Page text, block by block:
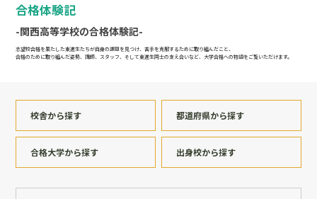
合格体験記
-関西高等学校の合格体験記-
志望校合格を果たした東進生たちが自身の課題を見つけ、苦手を克服するために取り組んだこと、
合格のために取り組んだ姿勢、講師、スタッフ、そして東進生同士の支え合いなど、大学合格への物語をご覧いただけます。
校舎から探す 都道府県から探す
合格大学から探す 出身校から探す